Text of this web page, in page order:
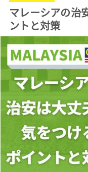
マレーシアの治
ントと対策